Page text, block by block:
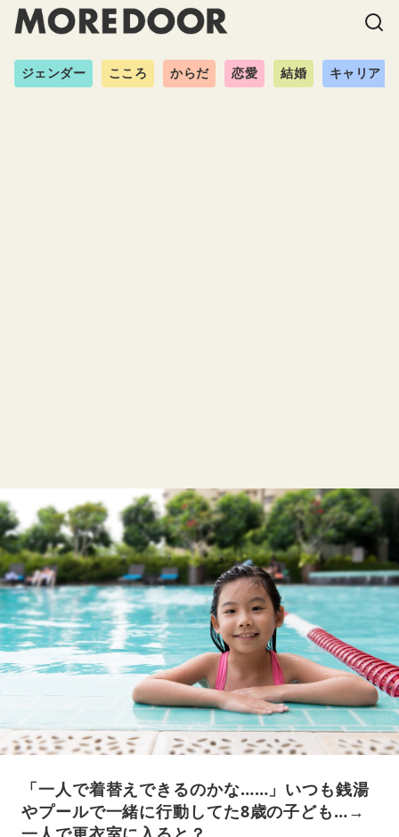
ジェンダー こころ からだ 恋愛 結婚 キャリア
「一人で着替えできるのかな……」いつも銭湯
やプールで一緒に行動してた8歳の子ども…→